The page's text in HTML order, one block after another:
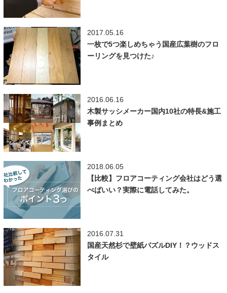
2017.05.16
一枚で5つ楽しめちゃう国産広葉樹のフロ
ーリングを見つけた♪
2016.06.16
木製サッシメーカー国内10社の特長&施工
事例まとめ
2018.06.05
【比較】フロアコーティング会社はどう選
べばいい？実際に電話してみた。
2016.07.31
国産天然杉で壁紙パズルDIY！？ウッドス
タイル